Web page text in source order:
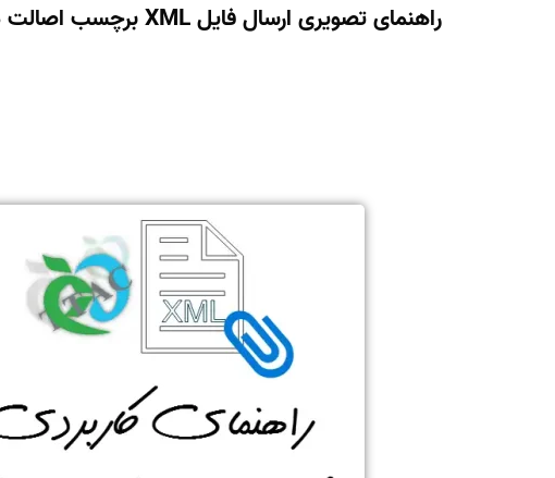
راهنمای تصویری ارسال فایل XML برچسب اصالت در سامانه TTAC